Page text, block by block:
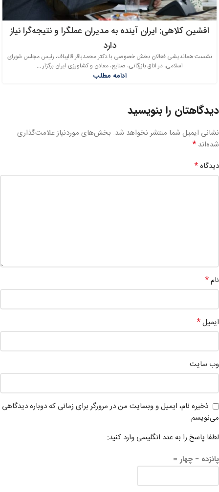
افشین کلاهی: ایران آینده به مدیران عملگرا و نتیجه‌گرا نیاز
دارد
نشست هماندیشی فعالان بخش خصوصی با دکتر محمدباقر قالیباف، رئیس مجلس شورای
اسلامی، در اتاق بازرگانی، صنایع، معادن و کشاورزی ایران برگزار ...
ادامه مطلب
دیدگاهتان را بنویسید
نشانی ایمیل شما منتشر نخواهد شد. بخش‌های موردنیاز علامت‌گذاری
شده‌اند *
دیدگاه*
نام*
ایمیل*
وب‌ سایت
ذخیره نام، ایمیل و وبسایت من در مرورگر برای زمانی که دوباره دیدگاهی
می‌نویسم.
لطفا پاسخ را به عدد انگلیسی وارد کنید:
پانزده − چهار =